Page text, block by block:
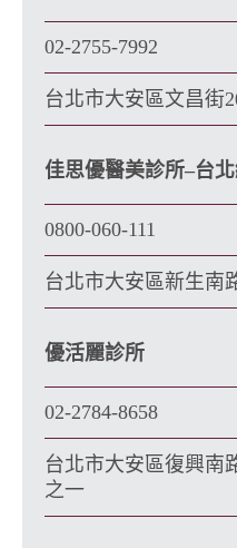
02-2755-7992
台北市大安區文昌街
佳思優醫美診所–台
0800-060-111
台北市大安區新生南
優活麗診所
02-2784-8658
台北市大安區復興南
之一